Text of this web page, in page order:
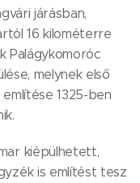
járásban,
16 kilométerre
Palágykomoróc
melynek első
említése 1325-ben
kiépülhetett,
is említést tesz